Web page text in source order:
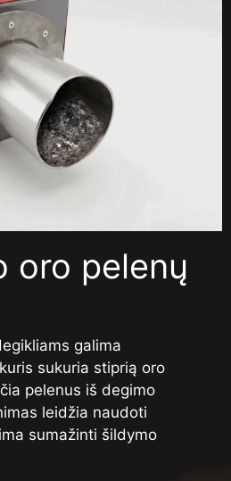
oro pelenų
galima
sukuria stiprią oro
pelenus iš degimo
leidžia naudoti
sumažinti šildymo